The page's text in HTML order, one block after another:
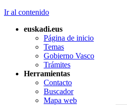
Ir al contenido
euskadi.eus
Página de inicio
Temas
Gobierno Vasco
Trámites
Herramientas
Contacto
Buscador
Mapa web